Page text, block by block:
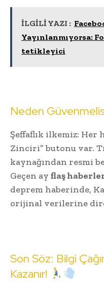
İLGİLİ YAZI :
Yayınlanmıyorsa:
tetikleyici
Neden
Şeffaflık ilkemiz: Her
Zinciri” butonu var.
kaynağından resmi
Geçen ay flaş
deprem haberinde,
orijinal verilerine
Son Söz: Bilgi
Kazanır!